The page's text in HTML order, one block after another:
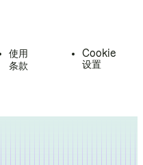
使用
条款
Cookie
设置